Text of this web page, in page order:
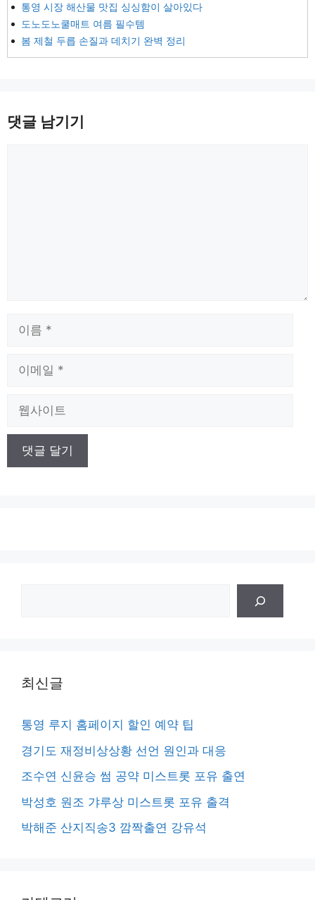
통영 시장 해산물 맛집 싱싱함이 살아있다
도노도노쿨매트 여름 필수템
봄 제철 두릅 손질과 데치기 완벽 정리
댓글 남기기
최신글
통영 루지 홈페이지 할인 예약 팁
경기도 재정비상상황 선언 원인과 대응
조수연 신윤승 썸 공약 미스트롯 포유 출연
박성호 원조 갸루상 미스트롯 포유 출격
박해준 산지직송3 깜짝출연 강유석